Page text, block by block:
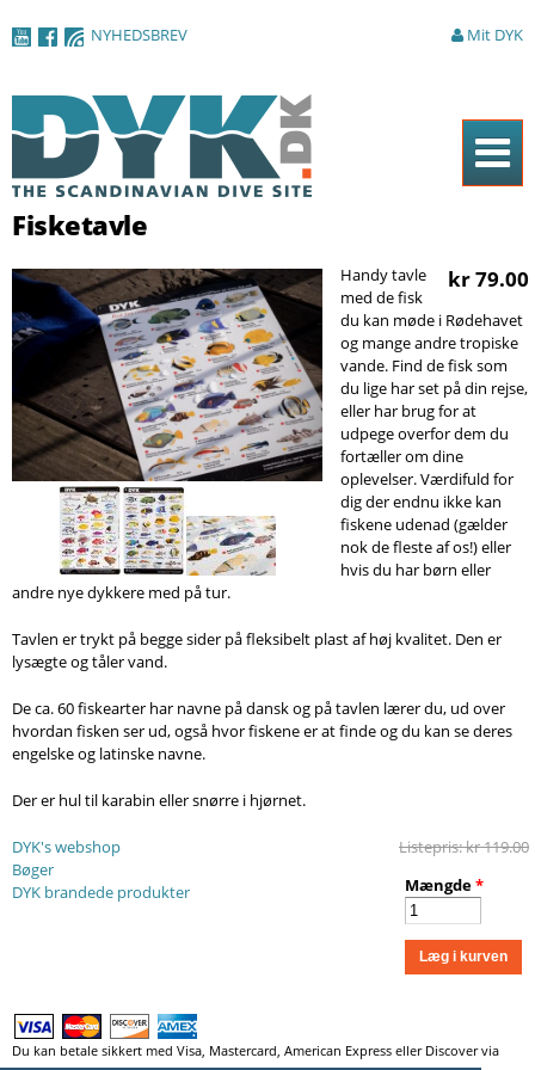
NYHEDSBREV Mit DYK
Nyheder
Artikler
DYK Guiden
Shop
Om DYK
Søg
Fisketavle
kr 79.00
Handy tavle
med de fisk
du kan møde i Rødehavet
og mange andre tropiske
vande. Find de fisk som
du lige har set på din rejse,
eller har brug for at
udpege overfor dem du
fortæller om dine
oplevelser. Værdifuld for
dig der endnu ikke kan
fiskene udenad (gælder
nok de fleste af os!) eller
hvis du har børn eller
andre nye dykkere med på tur.
Tavlen er trykt på begge sider på fleksibelt plast af høj kvalitet. Den er
lysægte og tåler vand.
De ca. 60 fiskearter har navne på dansk og på tavlen lærer du, ud over
hvordan fisken ser ud, også hvor fiskene er at finde og du kan se deres
engelske og latinske navne.
Der er hul til karabin eller snørre i hjørnet.
Listepris:kr 119.00
Mængde*
DYK's webshop
Bøger
DYK brandede produkter
Du kan betale sikkert med Visa, Mastercard, American Express eller Discover via